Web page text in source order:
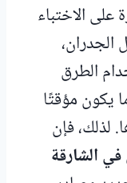
على الاختباء
الطرق
يكون مؤقتًا
لذلك، فإن
الشارقة